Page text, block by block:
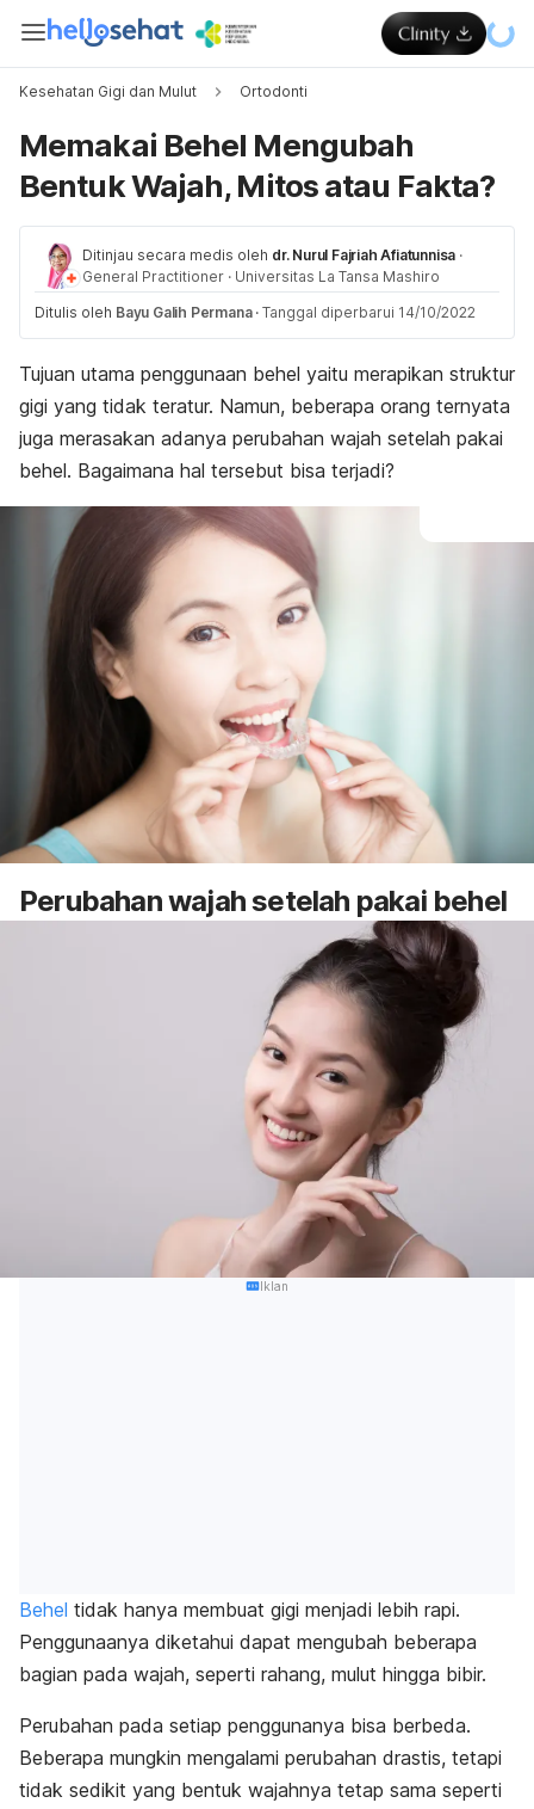
Kesehatan Gigi dan Mulut Ortodonti
Memakai Behel Mengubah
Bentuk Wajah, Mitos atau Fakta?
Ditinjau secara medis oleh dr. Nurul Fajriah Afiatunnisa ·
General Practitioner · Universitas La Tansa Mashiro
Ditulis oleh Bayu Galih Permana · Tanggal diperbarui 14/10/2022
Tujuan utama penggunaan behel yaitu merapikan struktur
gigi yang tidak teratur. Namun, beberapa orang ternyata
juga merasakan adanya perubahan wajah setelah pakai
behel. Bagaimana hal tersebut bisa terjadi?
Perubahan wajah setelah pakai behel
Iklan
Behel tidak hanya membuat gigi menjadi lebih rapi.
Penggunaanya diketahui dapat mengubah beberapa
bagian pada wajah, seperti rahang, mulut hingga bibir.
Perubahan pada setiap penggunanya bisa berbeda.
Beberapa mungkin mengalami perubahan drastis, tetapi
tidak sedikit yang bentuk wajahnya tetap sama seperti